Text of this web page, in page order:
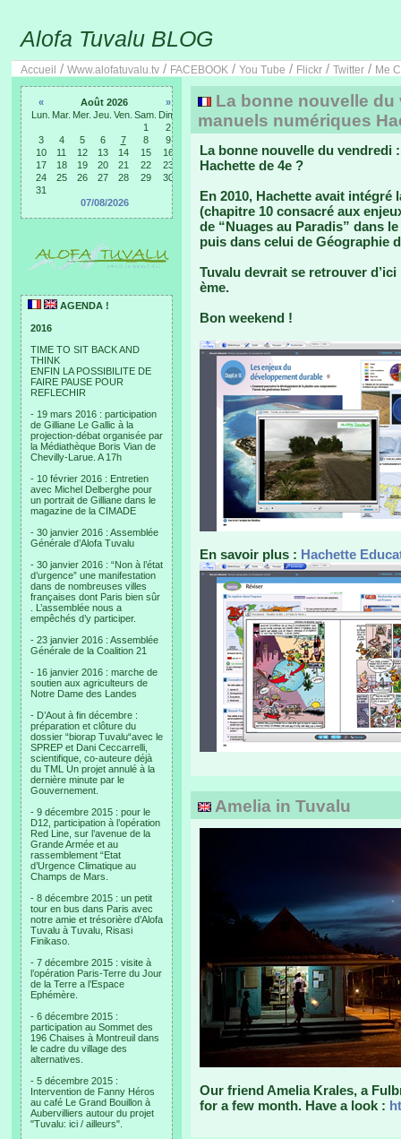
Alofa Tuvalu BLOG
Accueil / Www.alofatuvalu.tv / FACEBOOK / You Tube / Flickr / Twitter / Me
« Août 2026
»
Lun. Mar. Mer. Jeu. Ven. Sam. Dim.
1
2
3
4 5 6 7 8
9
10
11 12 13 14 15
16
17
18 19 20 21 22
23
24
25 26 27 28 29
30
31
07/08/2026
AGENDA !
2016
TIME TO SIT BACK AND
THINK
ENFIN LA POSSIBILITE DE
FAIRE PAUSE POUR
REFLECHIR
- 19 mars 2016 : participation
de Gilliane Le Gallic à la
projection-débat organisée par
la Médiathèque Boris Vian de
Chevilly-Larue. A 17h
- 10 février 2016 : Entretien
avec Michel Delberghe pour
un portrait de Gilliane dans le
magazine de la CIMADE
- 30 janvier 2016 : Assemblée
Générale d’Alofa Tuvalu
- 30 janvier 2016 : “Non à l’état
d’urgence” une manifestation
dans de nombreuses villes
françaises dont Paris bien sûr
. L’assemblée nous a
empêchés d’y participer.
- 23 janvier 2016 : Assemblée
Générale de la Coalition 21
- 16 janvier 2016 : marche de
soutien aux agriculteurs de
Notre Dame des Landes
- D’Aout à fin décembre :
préparation et clôture du
dossier “biorap Tuvalu“avec le
SPREP et Dani Ceccarrelli,
scientifique, co-auteure déjà
du TML Un projet annulé à la
dernière minute par le
Gouvernement.
- 9 décembre 2015 : pour le
D12, participation à l’opération
Red Line, sur l’avenue de la
Grande Armée et au
rassemblement “Etat
d’Urgence Climatique au
Champs de Mars.
- 8 décembre 2015 : un petit
tour en bus dans Paris avec
notre amie et trésorière d’Alofa
Tuvalu à Tuvalu, Risasi
Finikaso.
- 7 décembre 2015 : visite à
l’opération Paris-Terre du Jour
de la Terre a l’Espace
Ephémère.
- 6 décembre 2015 :
participation au Sommet des
196 Chaises à Montreuil dans
le cadre du village des
alternatives.
- 5 décembre 2015 :
Intervention de Fanny Héros
au café Le Grand Bouillon à
Aubervilliers autour du projet
"Tuvalu: ici / ailleurs".
La bonne nouvelle
manuels numériques
La bonne nouvelle du vendredi
Hachette de 4e ?
En 2010, Hachette avait
(chapitre 10 consacré aux
de “Nuages au Paradis” dans
puis dans celui de Géographie
Tuvalu devrait se retrouver
ème.
Bon weekend !
En savoir plus : Hachette
Amelia in Tuvalu
Our friend Amelia Krales, a
for a few month. Have a look :